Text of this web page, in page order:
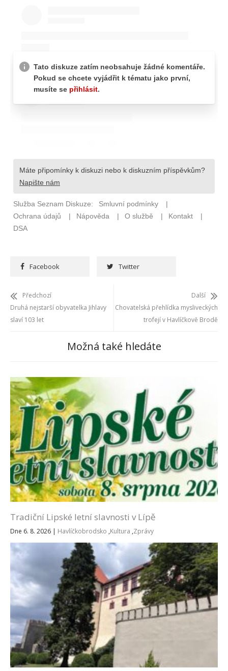
Facebook Twitter
Předchozí
Druhá nejstarší obyvatelka Jihlavy
slaví 103 let
Další
Chovatelská přehlídka mysliveckých
trofejí v Havlíčkově Brodě
Možná také hledáte
Tradiční Lipské letní slavnosti v Lípě
Dne 6. 8. 2026 | Havlíčkobrodsko ,Kultura ,Zprávy